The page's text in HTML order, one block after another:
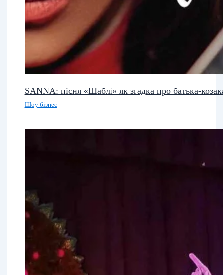
SANNA: пісня «Шаблі» як згадка про батька-
Шоу бізнес